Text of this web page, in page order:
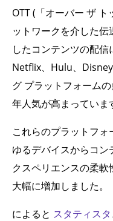
OTT (「オーバー ザ
ットワークを介した
したコンテンツの配信
Netflix、Hulu、
グ プラットフォーム
年人気が高まっていま
これらのプラットフ
ゆるデバイスからコ
クスペリエンスの柔
大幅に増加しました。
によると スタティスタ